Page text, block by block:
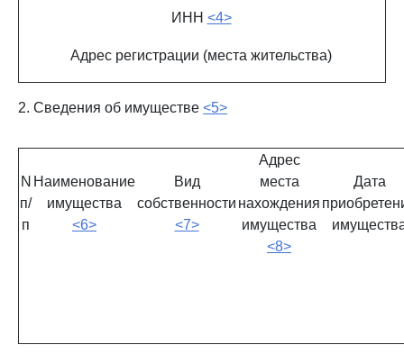
ИНН <4>
Адрес регистрации (места жительства)
2. Сведения об имуществе <5>
N
п/
п
Наименование
имущества
<6>
Вид
собственности
<7>
Адрес
места
нахождения
имущества
<8>
Дата